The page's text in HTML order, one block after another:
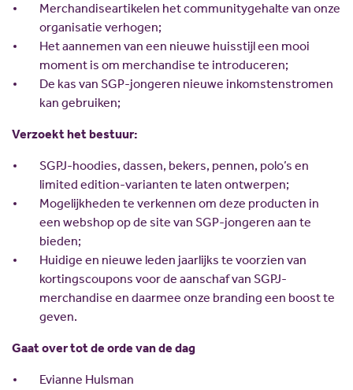
Merchandiseartikelen het communitygehalte van onze
organisatie verhogen;
Het aannemen van een nieuwe huisstijl een mooi
moment is om merchandise te introduceren;
De kas van SGP-jongeren nieuwe inkomstenstromen
kan gebruiken;
Verzoekt het bestuur:
SGPJ-hoodies, dassen, bekers, pennen, polo’s en
limited edition-varianten te laten ontwerpen;
Mogelijkheden te verkennen om deze producten in
een webshop op de site van SGP-jongeren aan te
bieden;
Huidige en nieuwe leden jaarlijks te voorzien van
kortingscoupons voor de aanschaf van SGPJ-
merchandise en daarmee onze branding een boost te
geven.
Gaat over tot de orde van de dag
Evianne Hulsman